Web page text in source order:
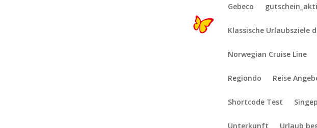
Gebeco
Klassische Urlaubsziele
Norwegian Cruise Line
Regiondo Reise
Shortcode Test
Unterkunft Urlaub